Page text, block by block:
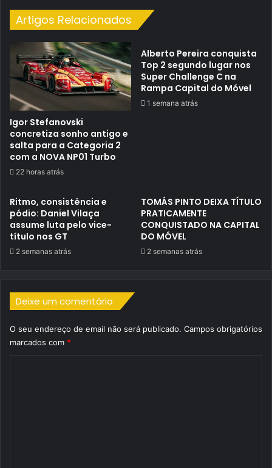
Artigos Relacionados
Igor Stefanovski
concretiza sonho antigo e
salta para a Categoria 2
com a NOVA NP01 Turbo
22 horas atrás
Alberto Pereira conquista
Top 2 segundo lugar nos
Super Challenge C na
Rampa Capital do Móvel
1 semana atrás
Ritmo, consistência e
pódio: Daniel Vilaça
assume luta pelo vice-
título nos GT
2 semanas atrás
TOMÁS PINTO DEIXA TÍTULO
PRATICAMENTE
CONQUISTADO NA CAPITAL
DO MÓVEL
2 semanas atrás
Deixe um comentário
O seu endereço de email não será publicado. Campos obrigatórios
marcados com *